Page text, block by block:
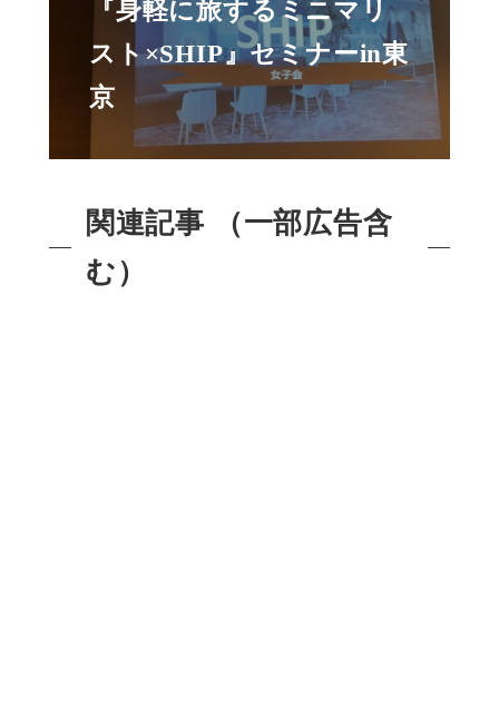
『身軽に旅するミニマリ
スト×SHIP』セミナーin東
京
関連記事 （一部広告含
む）